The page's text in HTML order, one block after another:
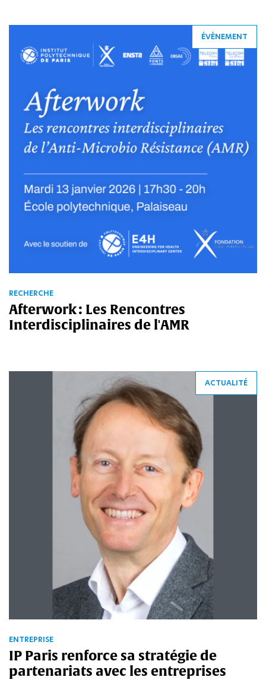
ÉVÈNEMENT
RECHERCHE
Afterwork : Les Rencontres
Interdisciplinaires de l'AMR
ACTUALITÉ
ENTREPRISE
IP Paris renforce sa stratégie de
partenariats avec les entreprises